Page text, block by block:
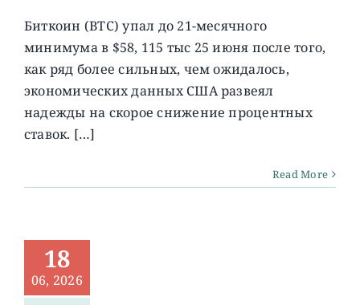
Биткоин (BTC) упал до 21-месячного
минимума в $58, 115 тыс 25 июня после того,
как ряд более сильных, чем ожидалось,
экономических данных США развеял
надежды на скорое снижение процентных
ставок. […]
Read More
18
06, 2026